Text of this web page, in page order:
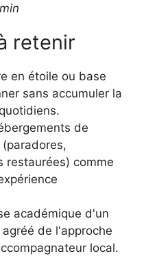
retenir
en étoile ou base
sans accumuler la
de
restaurées) comme
académique d'un
de l'approche
local.